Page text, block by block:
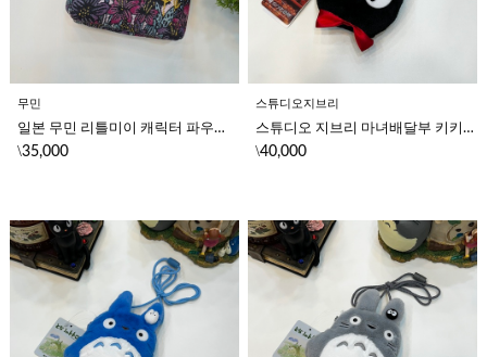
무민
일본 무민 리틀미이 캐릭터 파우치 귀여운 캐릭터 사가라 자수 화장품 파우치 (퍼플샤워)
\35,000
스튜디오지브리
스튜디오 지브리 마녀배달부 키키 고양이 지지 캐릭터 넥 파우치 크로스백
\40,000